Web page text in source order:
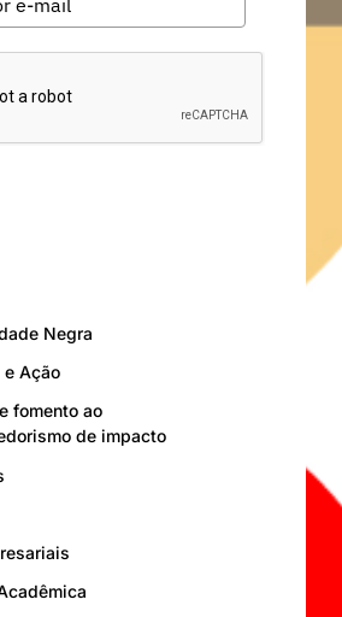
Negra
e Ação
fomento ao
de impacto